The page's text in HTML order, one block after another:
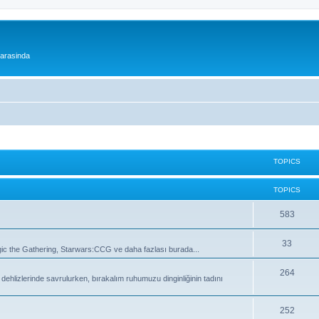
TOPICS
TOPICS
583T
o
s
the Gathering, Starwars:CCG ve daha fazlası burada...
33
o
i
savrulurken, bırakalım ruhumuzu dinginliğinin tadını
264T
p
252T